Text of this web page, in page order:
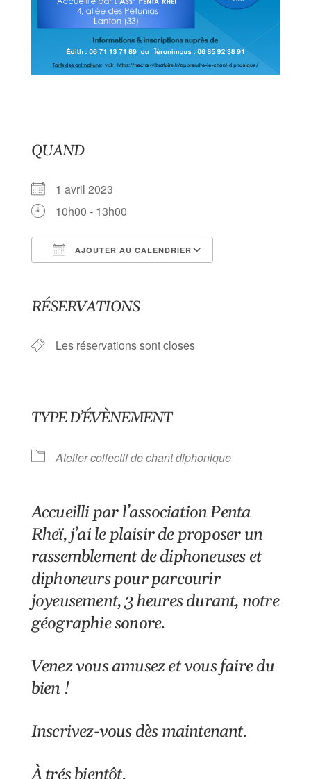
QUAND
1 avril 2023
10h00 - 13h00
AJOUTER AU CALENDRIER
RÉSERVATIONS
Les réservations sont closes
TYPE D’ÉVÈNEMENT
Atelier collectif de chant diphonique
Accueilli par l’association Penta
Rheï, j’ai le plaisir de proposer un
rassemblement de diphoneuses et
diphoneurs pour parcourir
joyeusement, 3 heures durant, notre
géographie sonore.
Venez vous amusez et vous faire du
bien !
Inscrivez-vous dès maintenant.
À trés bientôt.